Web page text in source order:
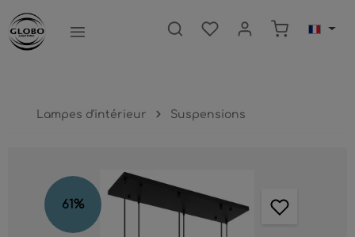
principal Le panier
Lampes d'intérieur Suspensions
Ignorer la galerie d'images
61%